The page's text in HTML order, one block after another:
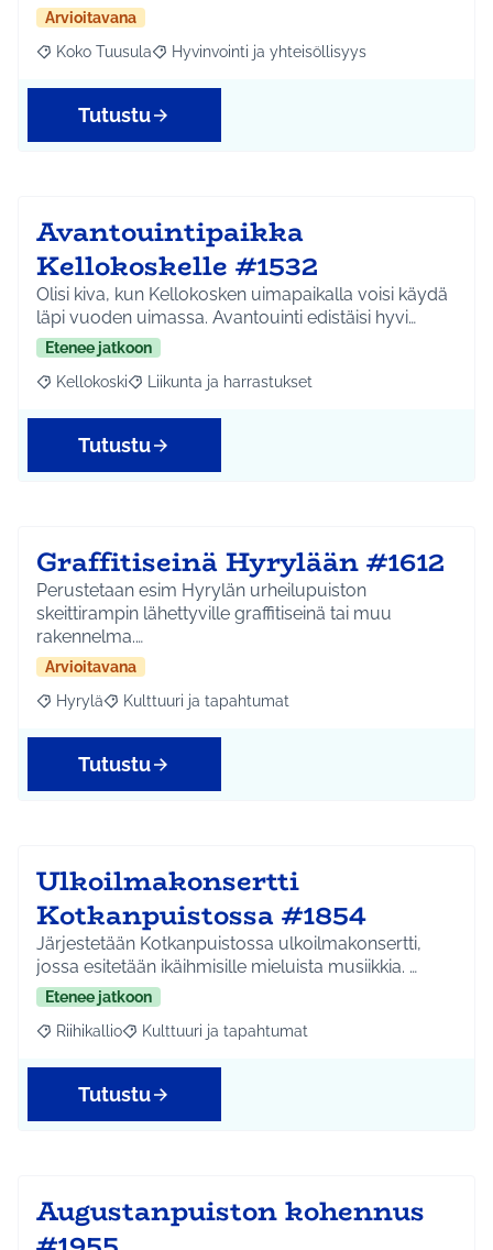
Arvioitavana
Rajaa tulokset aihepiirin mukaan: Koko Tuusula
Koko Tuusula Rajaa tulokset teeman mukaan: Hyvinvointi ja
Hyvinvointi ja yhteisöllisyys
Tutustu
Avantouintipaikka
Kellokoskelle #1532
Olisi kiva, kun Kellokosken uimapaikalla voisi käydä
läpi vuoden uimassa. Avantouinti edistäisi hyvi…
Etenee jatkoon
Rajaa tulokset aihepiirin mukaan: Kellokoski
Kellokoski Rajaa tulokset teeman mukaan: Liikunta ja
Liikunta ja harrastukset
Tutustu
Graffitiseinä Hyrylään #1612
Perustetaan esim Hyrylän urheilupuiston
skeittirampin lähettyville graffitiseinä tai muu
rakennelma.…
Arvioitavana
Rajaa tulokset aihepiirin mukaan: Hyrylä
Hyrylä Rajaa tulokset teeman mukaan: Kulttuuri ja
Kulttuuri ja tapahtumat
Tutustu
Ulkoilmakonsertti
Kotkanpuistossa #1854
Järjestetään Kotkanpuistossa ulkoilmakonsertti,
jossa esitetään ikäihmisille mieluista musiikkia. …
Etenee jatkoon
Rajaa tulokset aihepiirin mukaan: Riihikallio
Riihikallio Rajaa tulokset teeman mukaan: Kulttuuri ja
Kulttuuri ja tapahtumat
Tutustu
Augustanpuiston kohennus